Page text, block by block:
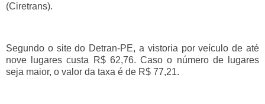
(Ciretrans).
Segundo o site do Detran-PE, a vistoria por veículo de até
nove lugares custa R$ 62,76. Caso o número de lugares
seja maior, o valor da taxa é de R$ 77,21.